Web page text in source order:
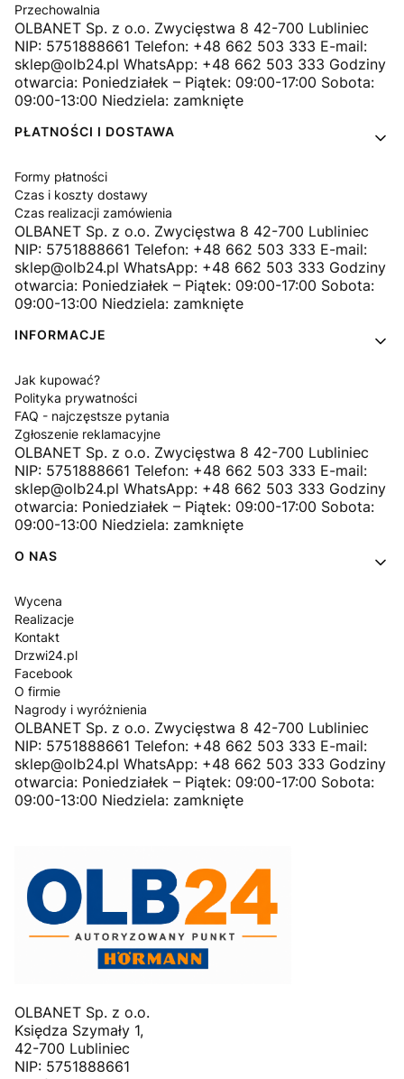
Przechowalnia
OLBANET Sp. z o.o. Zwycięstwa 8 42-700 Lubliniec
NIP: 5751888661 Telefon: +48 662 503 333 E-mail:
sklep@olb24.pl WhatsApp: +48 662 503 333 Godziny
otwarcia: Poniedziałek – Piątek: 09:00-17:00 Sobota:
09:00-13:00 Niedziela: zamknięte
PŁATNOŚCI I DOSTAWA
Formy płatności
Czas i koszty dostawy
Czas realizacji zamówienia
OLBANET Sp. z o.o. Zwycięstwa 8 42-700 Lubliniec
NIP: 5751888661 Telefon: +48 662 503 333 E-mail:
sklep@olb24.pl WhatsApp: +48 662 503 333 Godziny
otwarcia: Poniedziałek – Piątek: 09:00-17:00 Sobota:
09:00-13:00 Niedziela: zamknięte
INFORMACJE
Jak kupować?
Polityka prywatności
FAQ - najczęstsze pytania
Zgłoszenie reklamacyjne
OLBANET Sp. z o.o. Zwycięstwa 8 42-700 Lubliniec
NIP: 5751888661 Telefon: +48 662 503 333 E-mail:
sklep@olb24.pl WhatsApp: +48 662 503 333 Godziny
otwarcia: Poniedziałek – Piątek: 09:00-17:00 Sobota:
09:00-13:00 Niedziela: zamknięte
O NAS
Wycena
Realizacje
Kontakt
Drzwi24.pl
Facebook
O firmie
Nagrody i wyróżnienia
OLBANET Sp. z o.o. Zwycięstwa 8 42-700 Lubliniec
NIP: 5751888661 Telefon: +48 662 503 333 E-mail:
sklep@olb24.pl WhatsApp: +48 662 503 333 Godziny
otwarcia: Poniedziałek – Piątek: 09:00-17:00 Sobota:
09:00-13:00 Niedziela: zamknięte
OLBANET Sp. z o.o.
Księdza Szymały 1,
42-700 Lubliniec
NIP: 5751888661